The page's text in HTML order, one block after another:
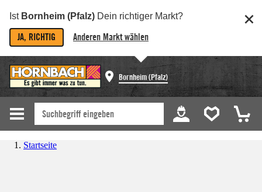
Ist Bornheim (Pfalz) Dein richtiger Markt?
JA, RICHTIG Anderen Markt wählen
Bornheim (Pfalz)
Startseite